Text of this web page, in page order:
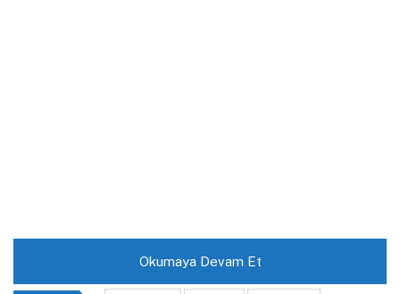
Okumaya Devam Et